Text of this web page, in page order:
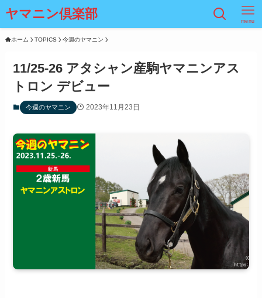
ヤマニン倶楽部 menu
ホーム TOPICS 今週のヤマニン
11/25-26 アタシャン産駒ヤマニンアス
トロン デビュー
今週のヤマニン 2023年11月23日